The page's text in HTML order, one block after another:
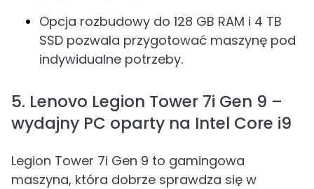
Opcja rozbudowy do 128 GB RAM i 4 TB
SSD pozwala przygotować maszynę pod
indywidualne potrzeby.
5. Lenovo Legion Tower 7i Gen 9 –
wydajny PC oparty na Intel Core i9
Legion Tower 7i Gen 9 to gamingowa
maszyna, która dobrze sprawdza się w